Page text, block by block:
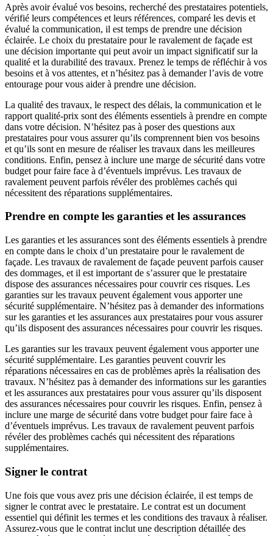
Après avoir évalué vos besoins, recherché des prestataires potentiels,
vérifié leurs compétences et leurs références, comparé les devis et
évalué la communication, il est temps de prendre une décision
éclairée. Le choix du prestataire pour le ravalement de façade est
une décision importante qui peut avoir un impact significatif sur la
qualité et la durabilité des travaux. Prenez le temps de réfléchir à vos
besoins et à vos attentes, et n’hésitez pas à demander l’avis de votre
entourage pour vous aider à prendre une décision.
La qualité des travaux, le respect des délais, la communication et le
rapport qualité-prix sont des éléments essentiels à prendre en compte
dans votre décision. N’hésitez pas à poser des questions aux
prestataires pour vous assurer qu’ils comprennent bien vos besoins
et qu’ils sont en mesure de réaliser les travaux dans les meilleures
conditions. Enfin, pensez à inclure une marge de sécurité dans votre
budget pour faire face à d’éventuels imprévus. Les travaux de
ravalement peuvent parfois révéler des problèmes cachés qui
nécessitent des réparations supplémentaires.
Prendre en compte les garanties et les assurances
Les garanties et les assurances sont des éléments essentiels à prendre
en compte dans le choix d’un prestataire pour le ravalement de
façade. Les travaux de ravalement de façade peuvent parfois causer
des dommages, et il est important de s’assurer que le prestataire
dispose des assurances nécessaires pour couvrir ces risques. Les
garanties sur les travaux peuvent également vous apporter une
sécurité supplémentaire. N’hésitez pas à demander des informations
sur les garanties et les assurances aux prestataires pour vous assurer
qu’ils disposent des assurances nécessaires pour couvrir les risques.
Les garanties sur les travaux peuvent également vous apporter une
sécurité supplémentaire. Les garanties peuvent couvrir les
réparations nécessaires en cas de problèmes après la réalisation des
travaux. N’hésitez pas à demander des informations sur les garanties
et les assurances aux prestataires pour vous assurer qu’ils disposent
des assurances nécessaires pour couvrir les risques. Enfin, pensez à
inclure une marge de sécurité dans votre budget pour faire face à
d’éventuels imprévus. Les travaux de ravalement peuvent parfois
révéler des problèmes cachés qui nécessitent des réparations
supplémentaires.
Signer le contrat
Une fois que vous avez pris une décision éclairée, il est temps de
signer le contrat avec le prestataire. Le contrat est un document
essentiel qui définit les termes et les conditions des travaux à réaliser.
Assurez-vous que le contrat inclut une description détaillée des